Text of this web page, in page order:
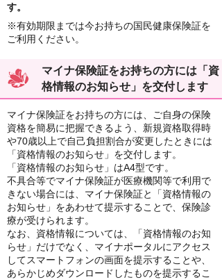
す。
※有効期限までは今お持ちの国民健康保険証を
ご利用ください。
マイナ保険証をお持ちの方には「資
格情報のお知らせ」を交付します
マイナ保険証をお持ちの方には、ご自身の保険
資格を簡易に把握できるよう、新規資格取得時
や70歳以上で自己負担割合が変更したときには
「資格情報のお知らせ」を交付します。
「資格情報のお知らせ」はA4型です。
不具合等でマイナ保険証が医療機関等で利用で
きない場合には、マイナ保険証と「資格情報の
お知らせ」をあわせて提示することで、保険診
療が受けられます。
なお、資格情報については、「資格情報のお知
らせ」だけでなく、マイナポータルにアクセス
してスマートフォンの画面を提示することや、
あらかじめダウンロードしたものを提示するこ